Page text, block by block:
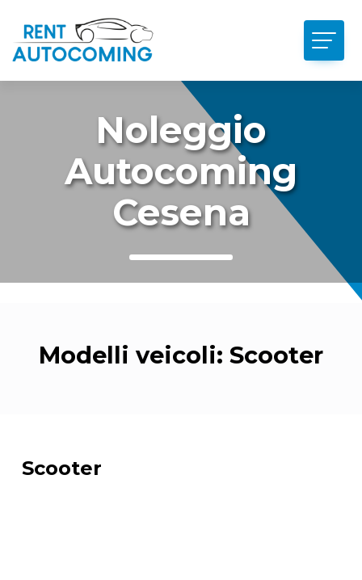
Noleggio
Autocoming
Cesena
Modelli veicoli: Scooter
Scooter